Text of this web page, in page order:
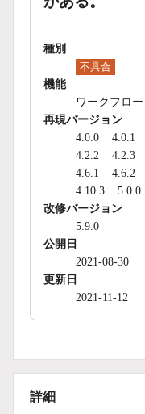
種別
不具合
機能
ワークフロー
再現バージョン
4.0.0
4.0.1
4.2.2
4.2.3
4.6.1
4.6.2
4.10.3
5.0.0
改修バージョン
5.9.0
公開日
2021-08-30
更新日
2021-11-12
詳細